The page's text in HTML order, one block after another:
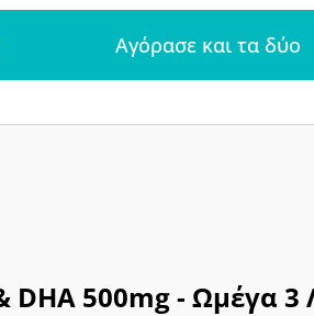
Αγόρασε και τα δύο
500mg - Ωμέγα 3